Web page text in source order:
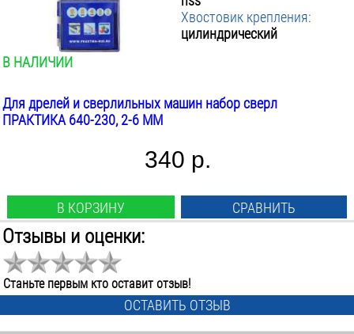
Хвостовик крепления:
цилиндрический
В НАЛИЧИИ
Для дрелей и сверлильных машин набор сверл
ПРАКТИКА 640-230, 2-6 ММ
340 р.
В КОРЗИНУ СРАВНИТЬ
Назначение:
металл
Диаметр:
Отзывы и оценки:
Станьте первым кто оставит отзыв!
ОСТАВИТЬ ОТЗЫВ